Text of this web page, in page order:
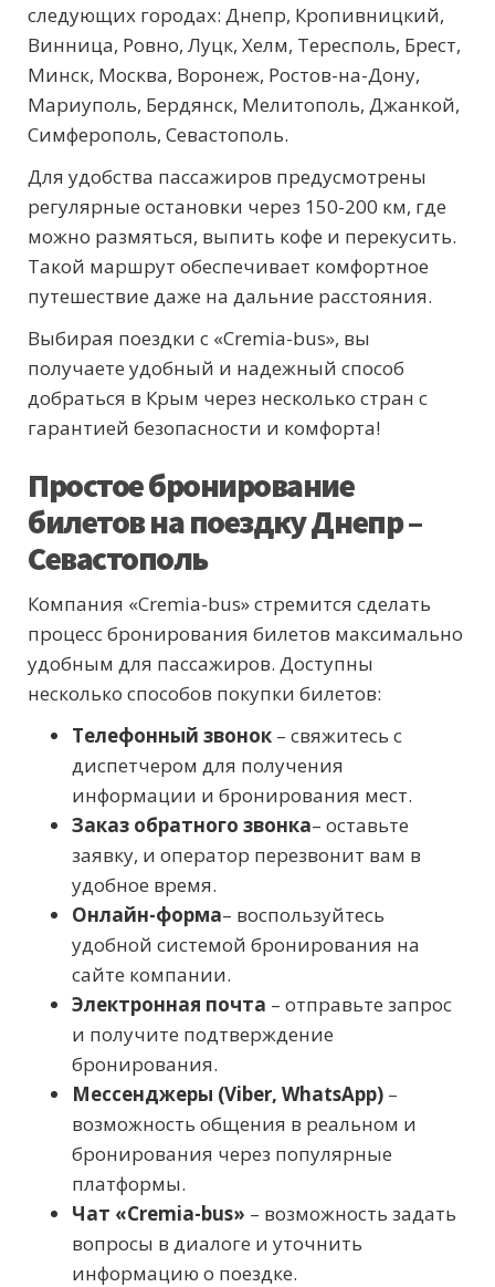
следующих городах: Днепр, Кропивницкий,
Винница, Ровно, Луцк, Хелм, Тересполь, Брест,
Минск, Москва, Воронеж, Ростов-на-Дону,
Мариуполь, Бердянск, Мелитополь, Джанкой,
Симферополь, Севастополь.
Для удобства пассажиров предусмотрены
регулярные остановки через 150-200 км, где
можно размяться, выпить кофе и перекусить.
Такой маршрут обеспечивает комфортное
путешествие даже на дальние расстояния.
Выбирая поездки с «Cremia-bus», вы
получаете удобный и надежный способ
добраться в Крым через несколько стран с
гарантией безопасности и комфорта!
Простое бронирование
билетов на поездку Днепр –
Севастополь
Компания «Cremia-bus» стремится сделать
процесс бронирования билетов максимально
удобным для пассажиров. Доступны
несколько способов покупки билетов:
Телефонный звонок – свяжитесь с
диспетчером для получения
информации и бронирования мест.
Заказ обратного звонка– оставьте
заявку, и оператор перезвонит вам в
удобное время.
Онлайн-форма– воспользуйтесь
удобной системой бронирования на
сайте компании.
Электронная почта – отправьте запрос
и получите подтверждение
бронирования.
Мессенджеры (Viber, WhatsApp) –
возможность общения в реальном и
бронирования через популярные
платформы.
Чат «Cremia-bus» – возможность задать
вопросы в диалоге и уточнить
информацию о поездке.